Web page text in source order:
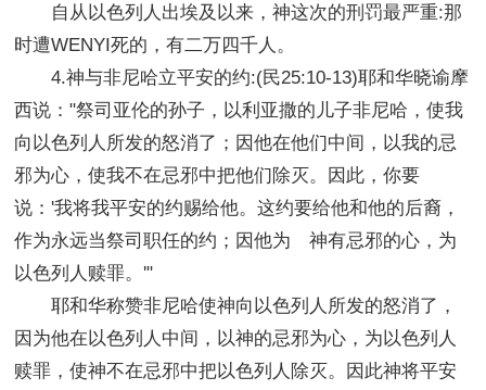
自从以色列人出埃及以来，神这次的刑罚最严重:那
时遭WENYI死的，有二万四千人。
4.神与非尼哈立平安的约:(民25:10-13)耶和华晓谕摩
西说："祭司亚伦的孙子，以利亚撒的儿子非尼哈，使我
向以色列人所发的怒消了；因他在他们中间，以我的忌
邪为心，使我不在忌邪中把他们除灭。因此，你要
说：'我将我平安的约赐给他。这约要给他和他的后裔，
作为永远当祭司职任的约；因他为 神有忌邪的心，为
以色列人赎罪。'"
耶和华称赞非尼哈使神向以色列人所发的怒消了，
因为他在以色列人中间，以神的忌邪为心，为以色列人
赎罪，使神不在忌邪中把以色列人除灭。因此神将平安